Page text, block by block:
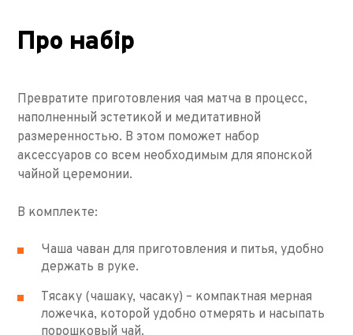
Про набір
Превратите приготовления чая матча в процесс,
наполненный эстетикой и медитативной
размеренностью. В этом поможет набор
аксессуаров со всем необходимым для японской
чайной церемонии.
В комплекте:
Чаша чаван для приготовления и питья, удобно
держать в руке.
Тясаку (чашаку, часаку) – компактная мерная
ложечка, которой удобно отмерять и насыпать
порошковый чай.